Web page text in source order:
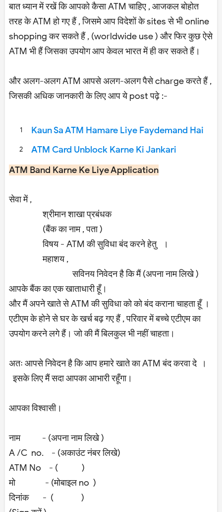
बात ध्यान में रखें कि आपको कैसा ATM चाहिए , आजकल बोहोत
तरह के ATM हो गए हैं , जिसमे आप विदेशों के sites से भी online
shopping कर सकते हैं , (worldwide use ) और फिर कुछ ऐसे
ATM भी हैं जिसका उपयोग आप केवल भारत में ही कर सकते हैं।
और अलग-अलग ATM आपसे अलग-अलग पैसे charge करते हैं ,
जिसकी अधिक जानकारी के लिए आप ये post पढ़े :-
Kaun Sa ATM Hamare Liye Faydemand Hai
ATM Card Unblock Karne Ki Jankari
ATM Band Karne Ke Liye Application
सेवा में ,
श्रीमान शाखा प्रबंधक
(बैंक का नाम , पता )
विषय - ATM की सुविधा बंद करने हेतु ।
महाशय ,
सविनय निवेदन है कि मैं (अपना नाम लिखे )
आपके बैंक का एक खाताधारी हूँ।
और मैं अपने खाते से ATM की सुविधा को को बंद कराना चाहता हूँ ।
एटीएम के होने से घर के खर्च बढ़ गए हैं , परिवार में बच्चे एटीएम का
उपयोग करने लगे हैं। जो की मैं बिलकुल भी नहीं चाहता।
अतः आपसे निवेदन है कि आप हमारे खाते का ATM बंद करवा दे ।
इसके लिए मैं सदा आपका आभारी रहूँगा।
आपका विश्वासी।
नाम - (अपना नाम लिखे )
A /C no. - (अकाउंट नंबर लिखे)
ATM No - ( )
मो - (मोबाइल no )
दिनांक - ( )